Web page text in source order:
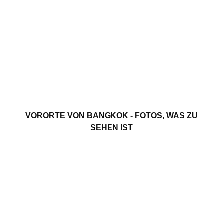
VORORTE VON BANGKOK - FOTOS, WAS ZU
SEHEN IST